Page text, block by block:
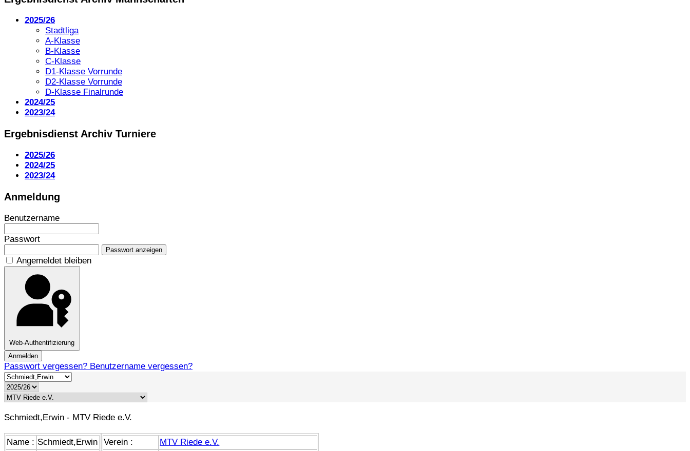
2025/26
Stadtliga
A-Klasse
B-Klasse
C-Klasse
D1-Klasse Vorrunde
D2-Klasse Vorrunde
D-Klasse Finalrunde
2024/25
2023/24
Ergebnisdienst Archiv Turniere
2025/26
2024/25
2023/24
Anmeldung
Benutzername
Passwort
Passwort anzeigen
Angemeldet bleiben
Web-Authentifizierung
Anmelden
Passwort vergessen? Benutzername vergessen?
Schmiedt,Erwin - MTV Riede e.V.
Name : Schmiedt,Erwin
Verein :
MTV Riede e.V.